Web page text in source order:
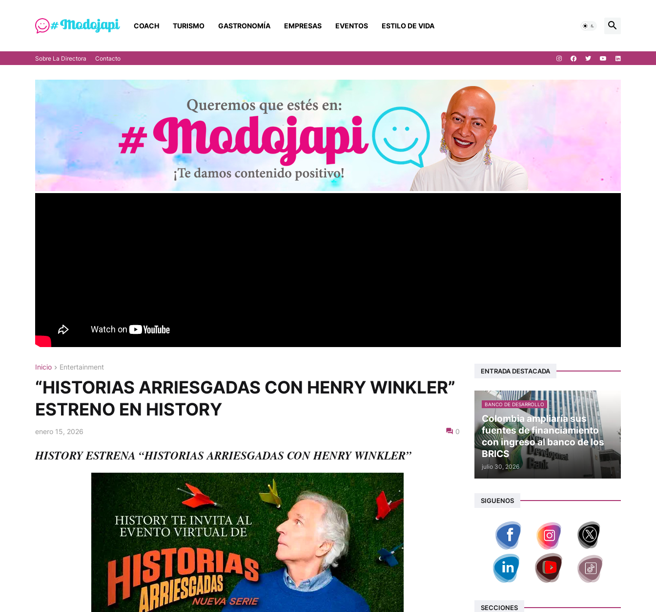
COACH TURISMO GASTRONOMÍA EMPRESAS EVENTOS ESTILO DE VIDA
Sobre La Directora Contacto
Inicio Entertainment
“HISTORIAS ARRIESGADAS CON HENRY WINKLER”
ESTRENO EN HISTORY
enero 15, 2026 0
HISTORY ESTRENA “HISTORIAS ARRIESGADAS CON HENRY WINKLER”
ENTRADA DESTACADA
BANCO DE DESARROLLO
Colombia ampliaría sus
fuentes de financiamiento
con ingreso al banco de los
BRICS
julio 30, 2026
SIGUENOS
SECCIONES